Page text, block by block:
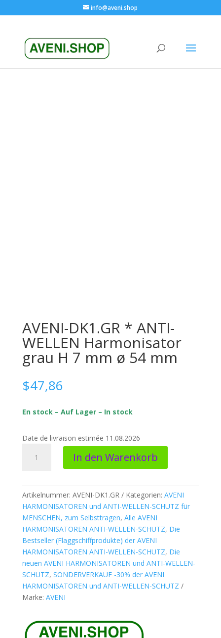
info@aveni.shop
AVENI-DK1.GR * ANTI-
WELLEN Harmonisator
grau H 7 mm ø 54 mm
$47,86
En stock – Auf Lager – In stock
Date de livraison estimée 11.08.2026
DK1.GR
WELLEN
Harmonisator
grau
H
7
mm
ø
54
mm
Menge
In den Warenkorb
Artikelnummer: AVENI-DK1.GR Kategorien: AVENI
HARMONISATOREN und ANTI-WELLEN-SCHUTZ für
MENSCHEN, zum Selbsttragen, Alle AVENI
HARMONISATOREN ANTI-WELLEN-SCHUTZ, Die
Bestseller (Flaggschiffprodukte) der AVENI
HARMONISATOREN ANTI-WELLEN-SCHUTZ, Die
neuen AVENI HARMONISATOREN und ANTI-WELLEN-
SCHUTZ, SONDERVERKAUF -30% der AVENI
HARMONISATOREN und ANTI-WELLEN-SCHUTZ
Marke: AVENI